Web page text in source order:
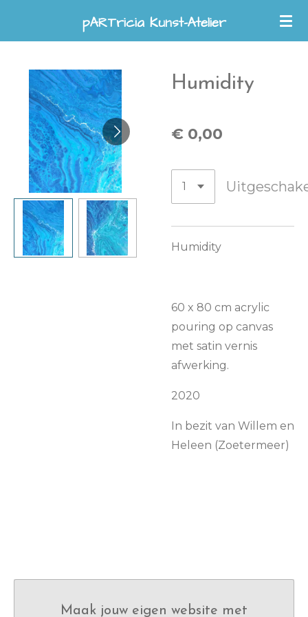
hoofdinhoud
pARTricia Kunst-Atelier
Humidity
€ 0,00
Humidity
60 x 80 cm acrylic
pouring op canvas
met satin vernis
afwerking.
2020
In bezit van Willem en
Heleen (Zoetermeer)
Maak jouw eigen website met